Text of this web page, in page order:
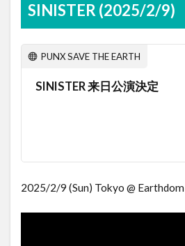
SINISTER (2025/2/9)
PUNX SAVE THE EARTH
SINISTER 来日公演決定
2025/2/9 (Sun) Tokyo @ Earthdom